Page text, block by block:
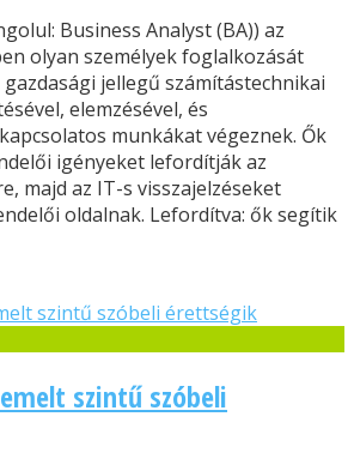
Business Analyst (BA)) az
olyan személyek foglalkozását
jellegű számítástechnikai
elemzésével, és
munkákat végeznek. Ők
igényeket lefordítják az
majd az IT-s visszajelzéseket
oldalnak. Lefordítva: ők segítik
szintű szóbeli